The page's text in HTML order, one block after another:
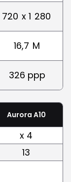
720 x 1 280
16,7 M
326 ppp
Aurora A10
x 4
13